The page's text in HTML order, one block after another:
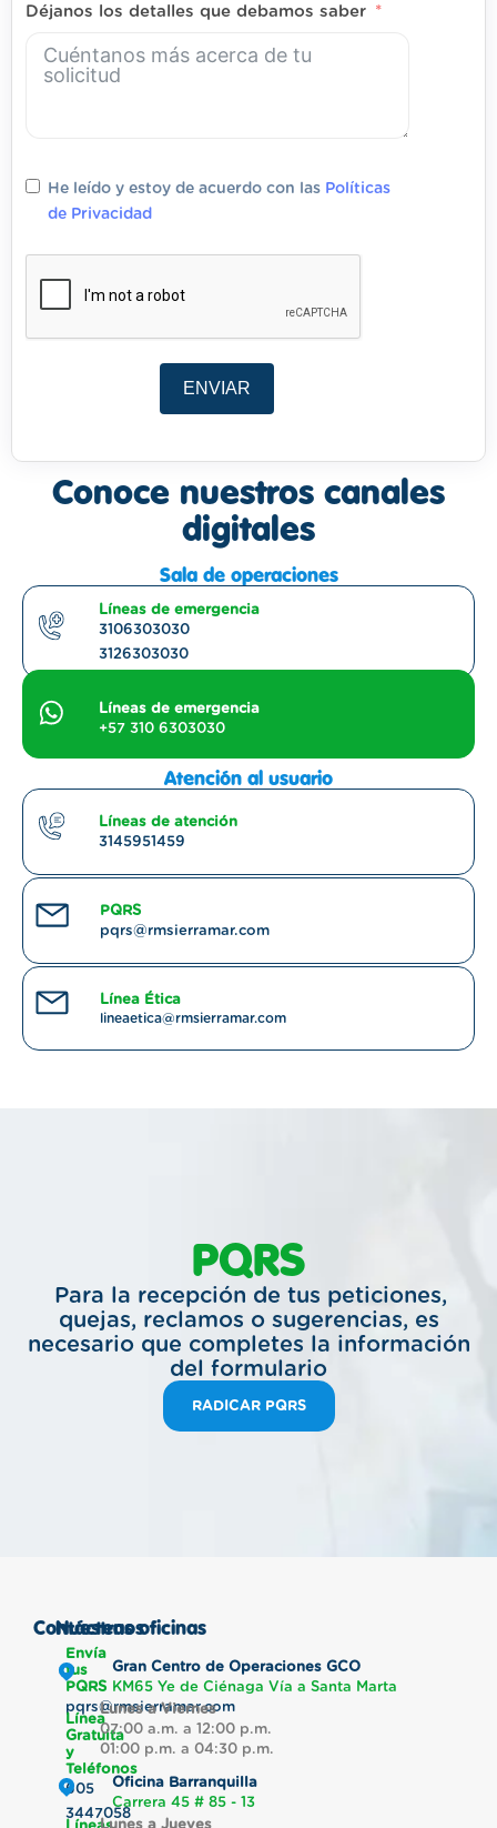
Conoce nuestros canales
digitales
Sala de operaciones
Líneas de emergencia
3106303030
3126303030
Líneas de emergencia
+57 310 6303030
Atención al usuario
Líneas de atención
3145951459
PQRS
pqrs@rmsierramar.com
Línea Ética
lineaetica@rmsierramar.com
Déjanos los detalles que debamos saber
He leído y estoy de acuerdo con las Políticas
de Privacidad
ENVIAR
PQRS
Para la recepción de tus peticiones,
quejas, reclamos o sugerencias, es
necesario que completes la información
del formulario
RADICAR PQRS
Contáctenos
Envía
tus
PQRS
pqrs@rmsierramar.com
Línea
Gratuita
y
Teléfonos
605
3447058
Nuestras oficinas
Gran Centro de Operaciones GCO
KM65 Ye de Ciénaga Vía a Santa Marta
Lunes a Viernes
07:00 a.m. a 12:00 p.m.
01:00 p.m. a 04:30 p.m.
Oficina Barranquilla
Carrera 45 # 85 - 13
Lunes a Jueves